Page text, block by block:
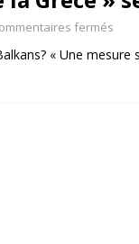
fermés
« Une mesure